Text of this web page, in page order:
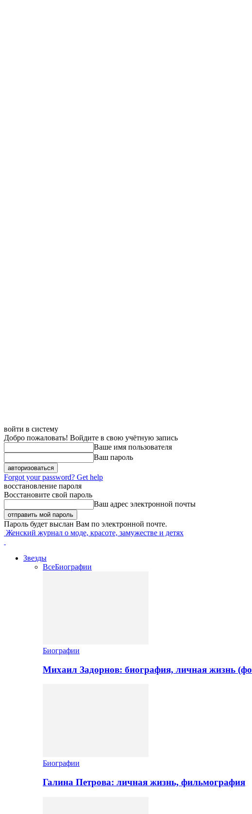
войти в систему
Добро пожаловать! Войдите в свою учётную запись
Ваше имя пользователя
Ваш пароль
Forgot your password? Get help
восстановление пароля
Восстановите свой пароль
Ваш адрес электронной почты
Пароль будет выслан Вам по электронной почте.
Женский журнал о моде, красоте, замужестве и детях
Звезды
ВсеБиографии
Биографии
Михаил Задорнов: биография, личная жизнь
Биографии
Галина Петрова: личная жизнь, фильмография